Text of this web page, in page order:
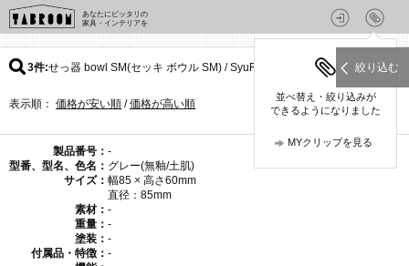
あなたにピッタリの
家具・インテリアを
並べ替え・絞り込みが
できるようになりました
MYクリップを見る
絞り込む
3件 せっ器 bowl SM(セッキ ボウル SM) / SyuRoのパターン
表示順： 価格が安い順 /価格が高い順
製品番号： -
型番、型名、色名： グレー(無釉/土肌)
サイズ： 幅85 × 高さ60mm
直径：85mm
素材： -
重量： -
塗装： -
付属品・特徴： -